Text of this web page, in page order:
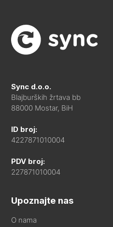
Sync d.o.o.
Blajburških žrtava bb
88000 Mostar, BiH
ID broj:
4227871010004
PDV broj:
227871010004
Upoznajte nas
O nama